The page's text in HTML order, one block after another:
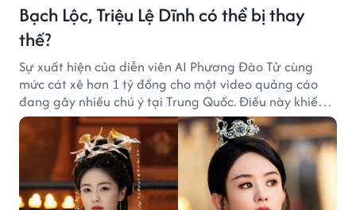
Bạch Lộc, Triệu Lệ Dĩnh có thể bị thay
thế?
Sự xuất hiện của diễn viên AI Phương Đào Tử cùng
mức cát xê hơn 1 tỷ đồng cho một video quảng cáo
đang gây nhiều chú ý tại Trung Quốc. Điều này khiến
không ít người đặt câu hỏi liệu những ngôi sao hàng
đầu như Bạch Lộc, Triệu Lệ Dĩnh có thể bị thay thế
trong tương lai.